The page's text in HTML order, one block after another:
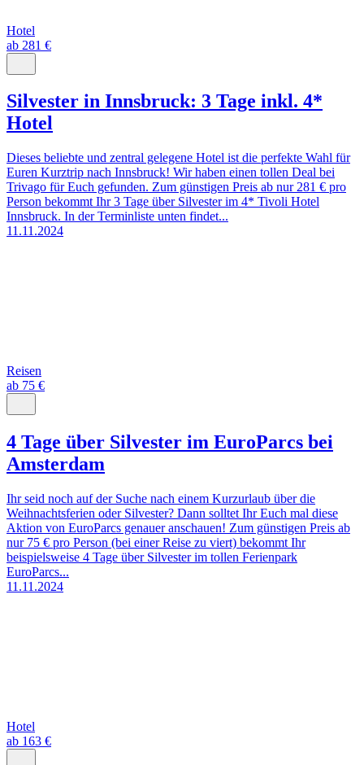
Hotel
ab 281 €
Silvester in Innsbruck: 3 Tage inkl. 4*
Hotel
Dieses beliebte und zentral gelegene Hotel ist die perfekte Wahl für
Euren Kurztrip nach Innsbruck! Wir haben einen tollen Deal bei
Trivago für Euch gefunden. Zum günstigen Preis ab nur 281 € pro
Person bekommt Ihr 3 Tage über Silvester im 4* Tivoli Hotel
Innsbruck. In der Terminliste unten findet...
11.11.2024
Reisen
ab 75 €
4 Tage über Silvester im EuroParcs bei
Amsterdam
Ihr seid noch auf der Suche nach einem Kurzurlaub über die
Weihnachtsferien oder Silvester? Dann solltet Ihr Euch mal diese
Aktion von EuroParcs genauer anschauen! Zum günstigen Preis ab
nur 75 € pro Person (bei einer Reise zu viert) bekommt Ihr
beispielsweise 4 Tage über Silvester im tollen Ferienpark
EuroParcs...
11.11.2024
Hotel
ab 163 €